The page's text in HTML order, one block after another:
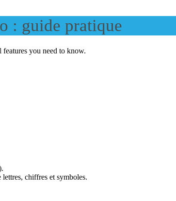
: guide pratique
features you need to know.
chiffres et symboles.